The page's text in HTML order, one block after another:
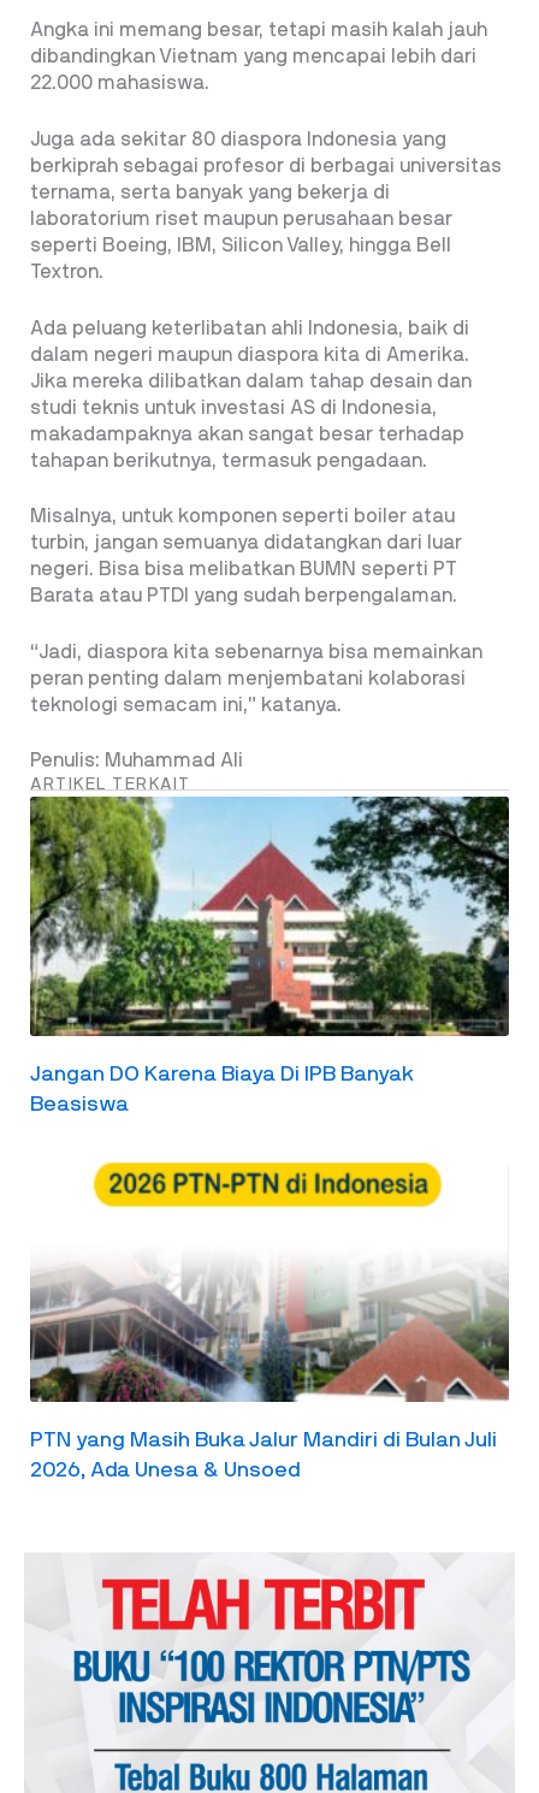
Angka ini memang besar, tetapi masih kalah jauh
dibandingkan Vietnam yang mencapai lebih dari
22.000 mahasiswa.
Juga ada sekitar 80 diaspora Indonesia yang
berkiprah sebagai profesor di berbagai universitas
ternama, serta banyak yang bekerja di
laboratorium riset maupun perusahaan besar
seperti Boeing, IBM, Silicon Valley, hingga Bell
Textron.
Ada peluang keterlibatan ahli Indonesia, baik di
dalam negeri maupun diaspora kita di Amerika.
Jika mereka dilibatkan dalam tahap desain dan
studi teknis untuk investasi AS di Indonesia,
makadampaknya akan sangat besar terhadap
tahapan berikutnya, termasuk pengadaan.
Misalnya, untuk komponen seperti boiler atau
turbin, jangan semuanya didatangkan dari luar
negeri. Bisa bisa melibatkan BUMN seperti PT
Barata atau PTDI yang sudah berpengalaman.
“Jadi, diaspora kita sebenarnya bisa memainkan
peran penting dalam menjembatani kolaborasi
teknologi semacam ini,” katanya.
Penulis: Muhammad Ali
ARTIKEL TERKAIT
Jangan DO Karena Biaya Di IPB Banyak
Beasiswa
PTN yang Masih Buka Jalur Mandiri di Bulan Juli
2026, Ada Unesa & Unsoed